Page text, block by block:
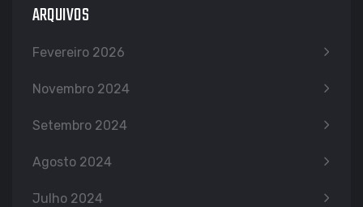
ARQUIVOS
Fevereiro 2026
Novembro 2024
Setembro 2024
Agosto 2024
Julho 2024